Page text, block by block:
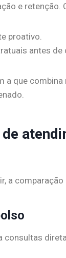
e
proativo.
antes de
a que
a
consultas